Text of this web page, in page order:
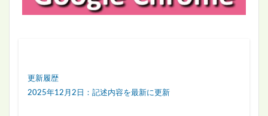
更新履歴
2025年12月2日：記述内容を最新に更新